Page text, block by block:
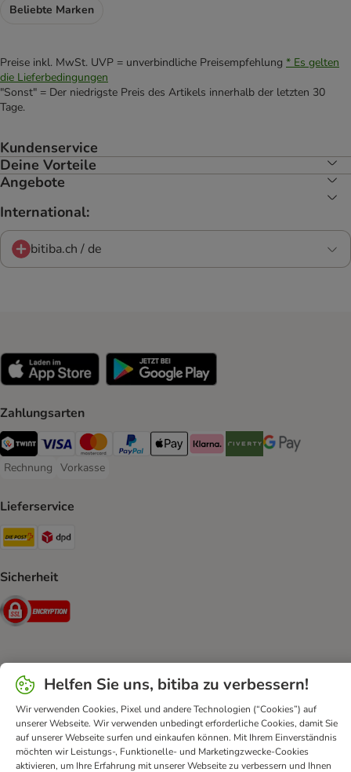
Beliebte Marken
Preise inkl. MwSt. UVP = unverbindliche Preisempfehlung * Es gelten
die Lieferbedingungen
"Sonst" = Der niedrigste Preis des Artikels innerhalb der letzten 30
Tage.
Kundenservice
Deine Vorteile
Angebote
International:
bitiba.ch / de
Zahlungsarten
TWINT Payment Method
Visa Payment Method
MasterCard Payment Method
PayPal Payment Method
Apple Pay Payment Method
Klarna Payment Method
Riverty Payment Method
Google Pay
Rechnung
Rechnung Payment Method
Vorkasse
Vorkasse Payment Method
Lieferservice
Die Post Shipping Method
Sicherheit
Security
Kontakt AGB DSA Datenschutz
Opt-out
Impressum
Versandkosten und Lieferzeit
Zahlungsarten
Vertrag widerrufen
Entsorgungs- und Umweltbestimmungen
Erklärung zur Barrierefreiheit
Helfen Sie uns, bitiba zu verbessern!
Wir verwenden Cookies, Pixel und andere Technologien (“Cookies”) auf
unserer Webseite. Wir verwenden unbedingt erforderliche Cookies, damit Sie
auf unserer Webseite surfen und einkaufen können. Mit Ihrem Einverständnis
möchten wir Leistungs-, Funktionelle- und Marketingzwecke-Cookies
aktivieren, um Ihre Erfahrung mit unserer Webseite zu verbessern und Ihnen